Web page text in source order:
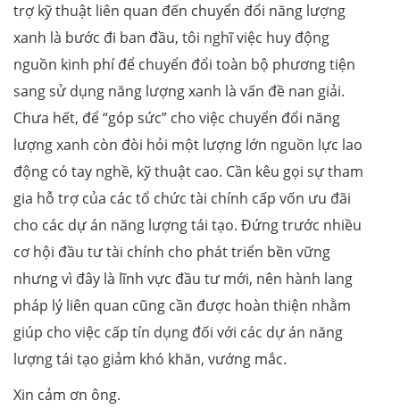
trợ kỹ thuật liên quan đến chuyển đổi năng lượng
xanh là bước đi ban đầu, tôi nghĩ việc huy động
nguồn kinh phí để chuyển đổi toàn bộ phương tiện
sang sử dụng năng lượng xanh là vấn đề nan giải.
Chưa hết, để “góp sức” cho việc chuyển đổi năng
lượng xanh còn đòi hỏi một lượng lớn nguồn lực lao
động có tay nghề, kỹ thuật cao. Cần kêu gọi sự tham
gia hỗ trợ của các tổ chức tài chính cấp vốn ưu đãi
cho các dự án năng lượng tái tạo. Đứng trước nhiều
cơ hội đầu tư tài chính cho phát triển bền vững
nhưng vì đây là lĩnh vực đầu tư mới, nên hành lang
pháp lý liên quan cũng cần được hoàn thiện nhằm
giúp cho việc cấp tín dụng đối với các dự án năng
lượng tái tạo giảm khó khăn, vướng mắc.
Xin cảm ơn ông.